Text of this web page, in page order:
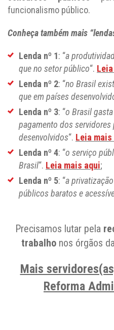
funcionalismo público.
Conheça também mais
Lenda nº 1: “a
que no setor público“.
Lenda nº 2: “no Brasil
que em países
Lenda nº 3: “o Brasil
pagamento dos
desenvolvidos“. Leia mais
Lenda nº 4: “o serviço
Brasil“. Leia mais aqui;
Lenda nº 5: “a
públicos baratos e
Precisamos lutar pela
trabalho nos órgãos
Mais
Reforma